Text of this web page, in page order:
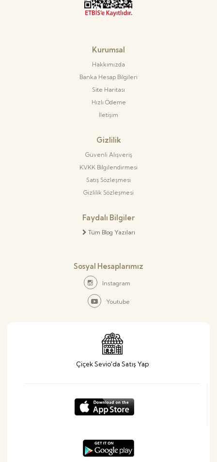
Kurumsal
Hakkımızda
Banka Hesap Bilgileri
Site Haritası
Hızlı Ödeme
İletişim
Gizlilik
Güvenli Alışveriş
KVKK Bilgilendirmesi
Satış Sözleşmesi
Gizlilik Sözleşmesi
Faydalı Bilgiler
Tüm Blog Yazıları
Sosyal Hesaplarımız
Instagram
Youtube
Çiçek Sevio'da Satış Yap